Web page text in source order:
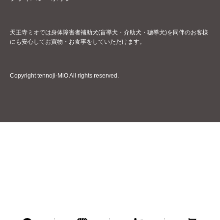
天王寺ミオでは身体障害者補助犬(盲導犬・介助犬・聴導犬)を同伴のお客様
にも安心してお買物・お食事をしていただけます。
Copyright tennoji-MiO All rights reserved.